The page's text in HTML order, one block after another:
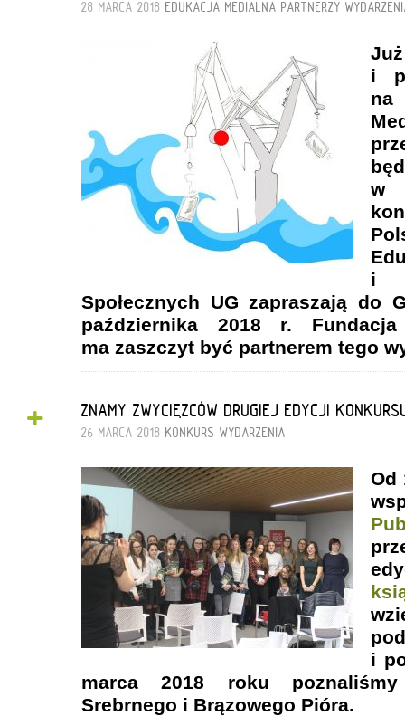
28 MARCA 2018 EDUKACJA MEDIALNA PARTNERZY
i
na
w
i
Społecznych UG zapraszają do
października 2018 r.
ma zaszczyt być partnerem tego
+ ZNAMY ZWYCIĘZCÓW DRUGIEJ EDYCJI
26 MARCA 2018 KONKURS WYDARZENIA
Od
i
marca 2018 roku poznaliśmy
Srebrnego i Brązowego Pióra.